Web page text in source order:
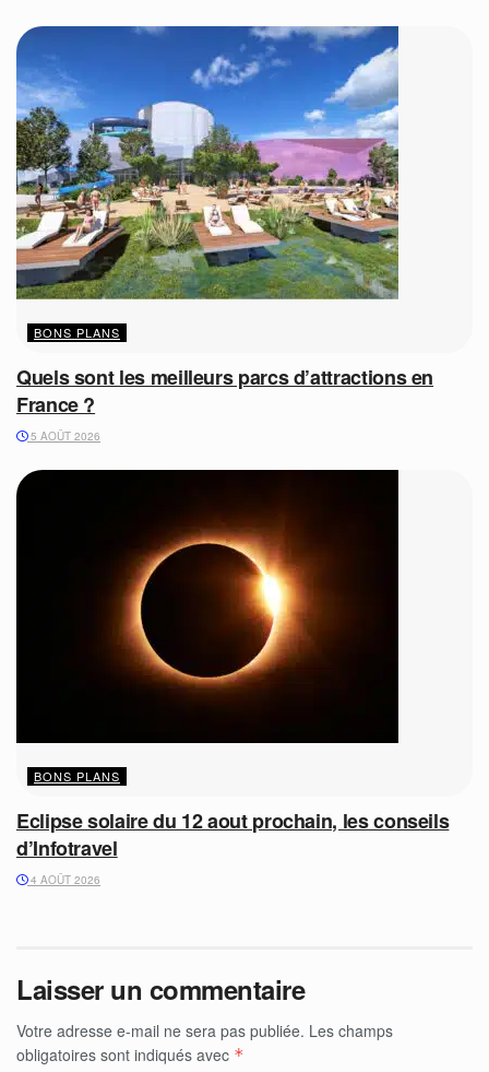
BONS PLANS
Quels sont les meilleurs parcs d’attractions en
France ?
5 AOÛT 2026
BONS PLANS
Eclipse solaire du 12 aout prochain, les conseils
d’Infotravel
4 AOÛT 2026
Laisser un commentaire
Votre adresse e-mail ne sera pas publiée. Les champs
obligatoires sont indiqués avec *